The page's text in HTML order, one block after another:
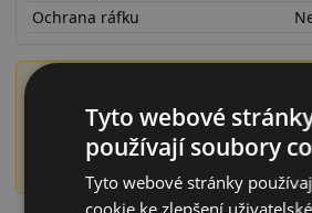
Ochrana ráfku
Číslo DOT obsahuje informaci o době
konkrétně o roce a týdnu výroby.
označuje pneumatiku vyrobenou ve
Tyto webové
používají soubory
Tyto webové stránky
cookie ke zlepšení